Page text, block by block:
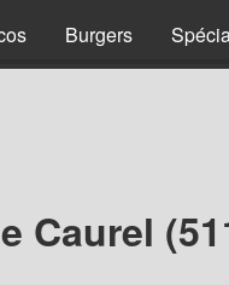
Burgers
Caurel